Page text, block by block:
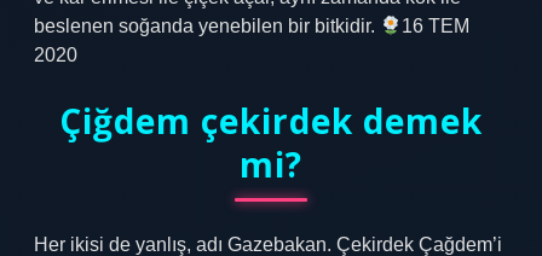
beslenen soğanda yenebilen bir bitkidir.
16 TEM
2020
Çiğdem çekirdek demek
mi?
Her ikisi de yanlış, adı Gazebakan. Çekirdek Çağdem’i